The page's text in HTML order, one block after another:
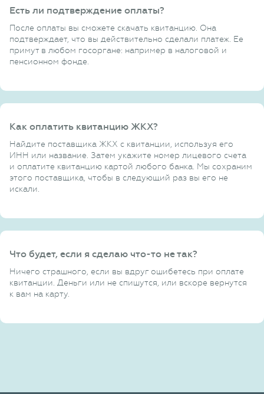
Есть ли подтверждение оплаты?
После оплаты вы сможете скачать квитанцию. Она
подтверждает, что вы действительно сделали платеж. Ее
примут в любом госоргане: например в налоговой и
пенсионном фонде.
Как оплатить квитанцию ЖКХ?
Найдите поставщика ЖКХ с квитанции, используя его
ИНН или название. Затем укажите номер лицевого счета
и оплатите квитанцию картой любого банка. Мы сохраним
этого поставщика, чтобы в следующий раз вы его не
искали.
Что будет, если я сделаю что-то не так?
Ничего страшного, если вы вдруг ошибетесь при оплате
квитанции. Деньги или не спишутся, или вскоре вернутся
к вам на карту.